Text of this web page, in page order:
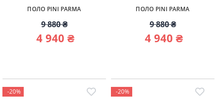
ПОЛО PINI PARMA
9 880 ₴
4 940 ₴
ПОЛО PINI PARMA
9 880 ₴
4 940 ₴
-20% -20%